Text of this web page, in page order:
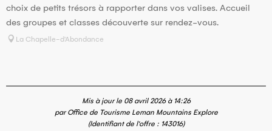
choix de petits trésors à rapporter dans vos valises. Accueil
des groupes et classes découverte sur rendez-vous.
La Chapelle-d'Abondance
Mis à jour le 08 avril 2026 à 14:26
par Office de Tourisme Leman Mountains Explore
(Identifiant de l'offre : 143016)